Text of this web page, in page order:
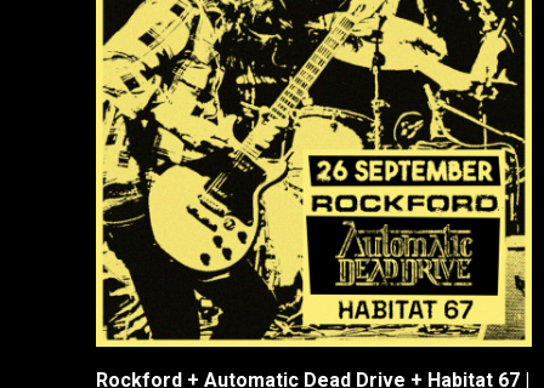
Rockford + Automatic Dead Drive + Habitat 67 |